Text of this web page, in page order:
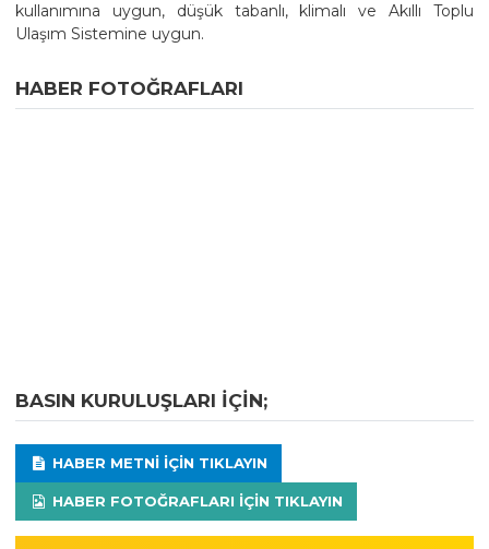
kullanımına uygun, düşük tabanlı, klimalı ve Akıllı Toplu
Ulaşım Sistemine uygun.
HABER FOTOĞRAFLARI
BASIN KURULUŞLARI IÇIN;
HABER METNI IÇIN TIKLAYIN
HABER FOTOĞRAFLARI IÇIN TIKLAYIN